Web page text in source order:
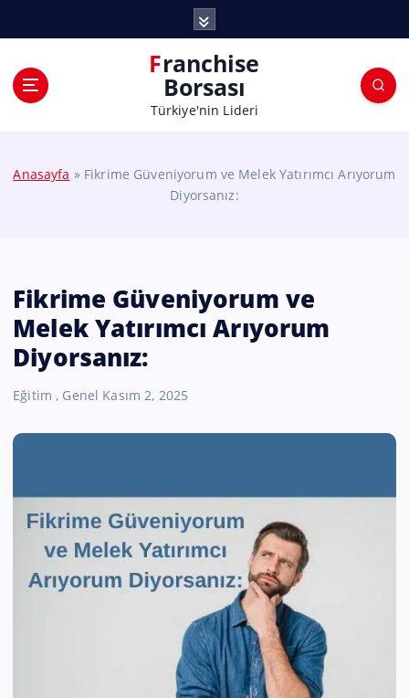
Franchise
Borsası
Türkiye'nin Lideri
Anasayfa » Fikrime Güveniyorum ve Melek Yatırımcı Arıyorum
Diyorsanız:
Fikrime Güveniyorum ve
Melek Yatırımcı Arıyorum
Diyorsanız:
Eğitim , Genel Kasım 2, 2025